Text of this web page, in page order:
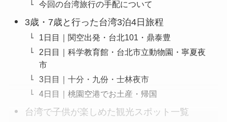
今回の台湾旅行の手配について
3歳・7歳と行った台湾3泊4日旅程
1日目｜関空出発・台北101・鼎泰豊
2日目｜科学教育館・台北市立動物園・寧夏夜
市
3日目｜十分・九份・士林夜市
4日目｜桃園空港でお土産・帰国
台湾で子供が楽しめた観光スポット一覧